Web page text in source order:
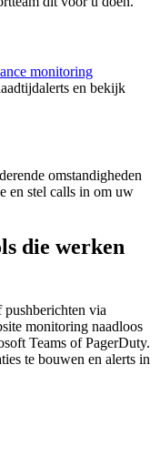
monitoring
en bekijk
omstandigheden
en stel calls in om uw
die werken
via
monitoring naadloos
Teams of PagerDuty.
te bouwen en alerts in